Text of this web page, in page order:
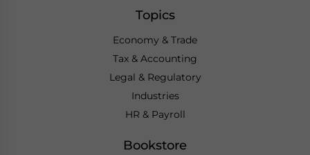
Topics
Economy & Trade
Tax & Accounting
Legal & Regulatory
Industries
HR & Payroll
Bookstore